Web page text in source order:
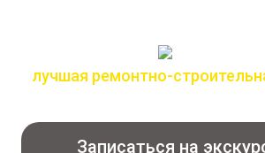
лучшая ремонтно-
Записаться на